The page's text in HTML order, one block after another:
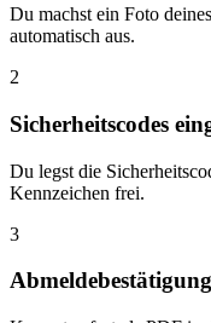
Du machst ein Foto
automatisch aus.
2
Sicherheitscodes
Du legst die
Kennzeichen frei.
3